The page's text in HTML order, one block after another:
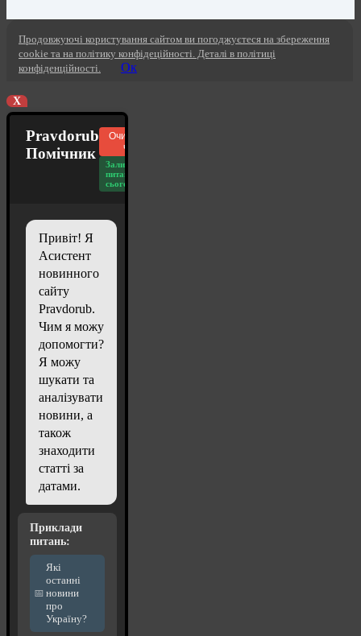
Продовжуючі користування сайтом ви погоджуєтеся на збереження
cookie та на політику конфідеційності. Деталі в політиці
конфіденційності.
Ок
X
Pravdorub
Помічник
Очистити
чат
Залишилось
питань
сьогодні: 20
Привіт! Я
Асистент
новинного
сайту
Pravdorub.
Чим я можу
допомогти?
Я можу
шукати та
аналізувати
новини, а
також
знаходити
статті за
датами.
Приклади
питань:
Які
останні
новини
про
Україну?